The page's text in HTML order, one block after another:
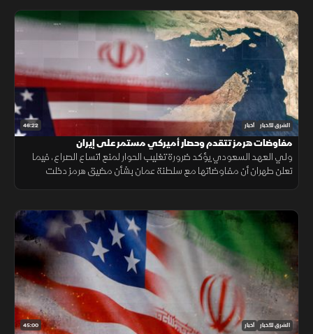
46:22 الشرق للأخبار أخبار
مفاوضات هرمز تتقدم وحصار أميركي مستمر على إيران
ولي العهد السعودي يؤكد ضرورة تغليب الحوار لمنع اتساع الصراع، فيما
تعلن طهران أن مفاوضاتها مع سلطنة عمان بشأن مضيق هرمز دخلت
45:00 الشرق للأخبار أخبار